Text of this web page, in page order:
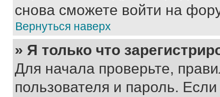
снова сможете войти на
Вернуться наверх
» Я только что
Для начала проверьте,
пользователя и пароль.